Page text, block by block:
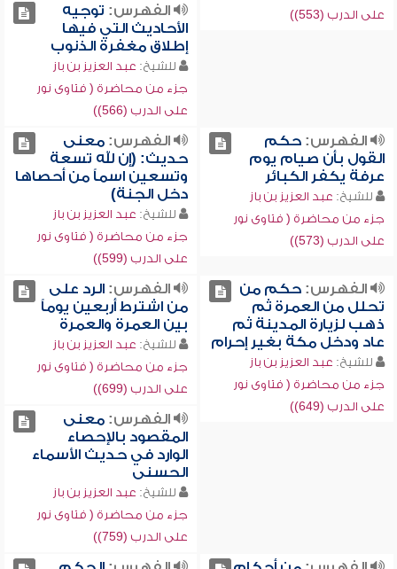
على الدرب (553))
الفهرس: توجيه
الأحاديث التي فيها
إطلاق مغفرة الذنوب
للشيخ: عبد العزيز بن باز
جزء من محاضرة ( فتاوى نور
على الدرب (566))
الفهرس:حكم
القول بأن صيام يوم
عرفة يكفر الكبائر
للشيخ: عبد العزيز بن باز
جزء من محاضرة ( فتاوى نور
على الدرب (573))
الفهرس:معنى
حديث: (إن لله تسعة
وتسعين اسماً من أحصاها
دخل الجنة)
للشيخ: عبد العزيز بن باز
جزء من محاضرة ( فتاوى نور
على الدرب (599))
الفهرس:حكم من
تحلل من العمرة ثم
ذهب لزيارة المدينة ثم
عاد ودخل مكة بغير إحرام
للشيخ: عبد العزيز بن باز
جزء من محاضرة ( فتاوى نور
على الدرب (649))
الفهرس:الرد على
من اشترط أربعين يوماً
بين العمرة والعمرة
للشيخ: عبد العزيز بن باز
جزء من محاضرة ( فتاوى نور
على الدرب (699))
الفهرس:معنى
المقصود بالإحصاء
الوارد في حديث الأسماء
الحسنى
للشيخ: عبد العزيز بن باز
جزء من محاضرة ( فتاوى نور
على الدرب (759))